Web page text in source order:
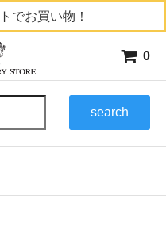
でお買い物！
0
search